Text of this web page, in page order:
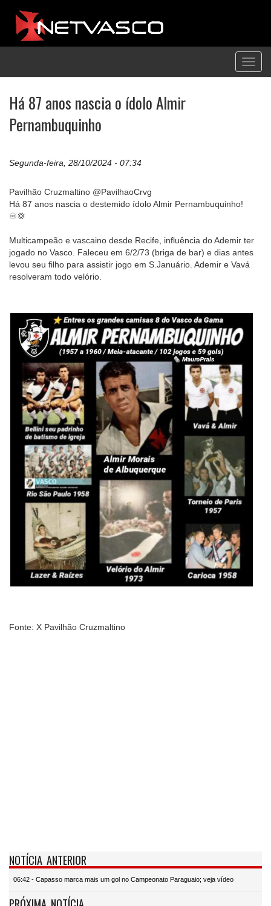
Há 87 anos nascia o ídolo Almir
Pernambuquinho
Segunda-feira, 28/10/2024 - 07:34
Pavilhão Cruzmaltino @PavilhaoCrvg
Há 87 anos nascia o destemido ídolo Almir Pernambuquinho!
♾️💢
Multicampeão e vascaino desde Recife, influência do Ademir ter
jogado no Vasco. Faleceu em 6/2/73 (briga de bar) e dias antes
levou seu filho para assistir jogo em S.Januário. Ademir e Vavá
resolveram todo velório.
Fonte: X Pavilhão Cruzmaltino
NOTÍCIA ANTERIOR
06:42 - Capasso marca mais um gol no Campeonato Paraguaio; veja vídeo